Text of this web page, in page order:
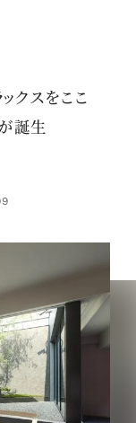
クスをここ
誕生